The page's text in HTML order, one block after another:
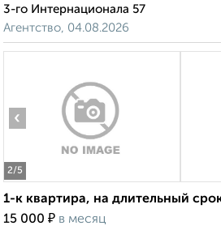
3-го Интернационала 57
Агентство, 04.08.2026
2/5
‹
1-к квартира, на длительный
15 000 ₽ в месяц